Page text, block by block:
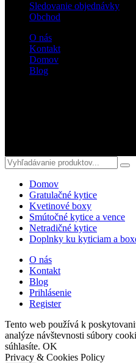
Sledovanie objednávky
Obchod
O nás
Kontakt
Domov
Blog
Domov
Gratulačné kytice
Kvetinové boxy
Smútočné kytice a vence
Netradičné kytice
Doplnky ku kyticiam a
O nás
Kontakt
Blog
Prihlásenie
Register
Tento web používá k
analýze návštevnosti súbory
súhlasíte. OK
Privacy & Cookies Policy